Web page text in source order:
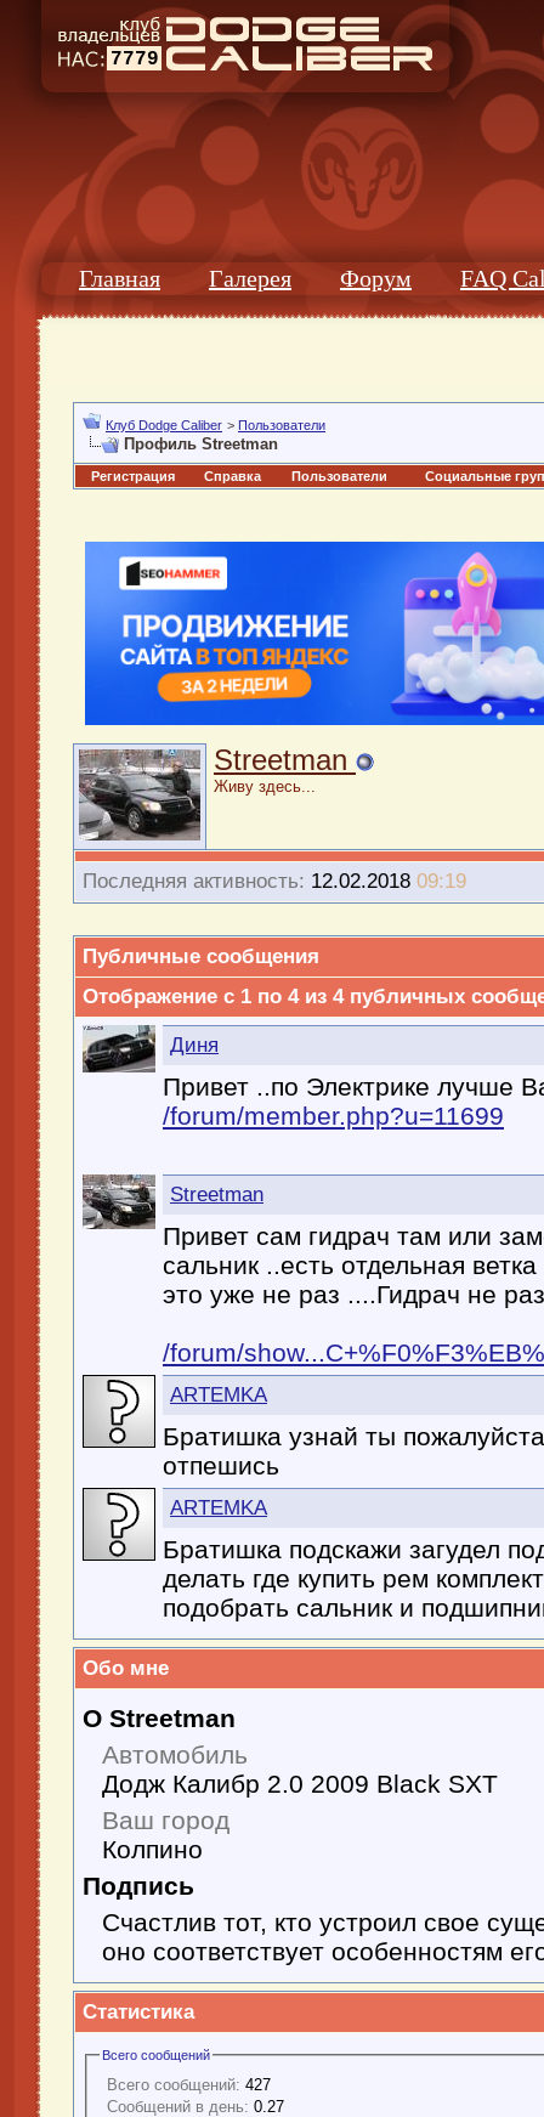
7779
Главная Галерея Форум FAQ
Клуб Dodge Caliber > Пользователи
Профиль Streetman
Регистрация Справка Пользователи Социальные
Streetman
Живу здесь...
Последняя активность: 12.02.2018 09:19
Публичные сообщения
Отображение с 1 по 4из 4публичных
Диня
Привет ..по Электрике лучше
/forum/member.php?u=11699
Streetman
Привет сам гидрач там или
сальник ..есть отдельная
это уже не раз ....Гидрач не
/forum/
ARTEMKA
Братишка узнай ты
отпешись
ARTEMKA
Братишка подскажи загудел
делать где купить рем
подобрать сальник и
Обо мне
О Streetman
Автомобиль
Додж Калибр 2.0 2009 Black SXT
Ваш город
Колпино
Подпись
Счастлив тот, кто устроил свое
оно соответствует особенностям
Статистика
Всего сообщений
Всего сообщений: 427
Сообщений в день: 0.27